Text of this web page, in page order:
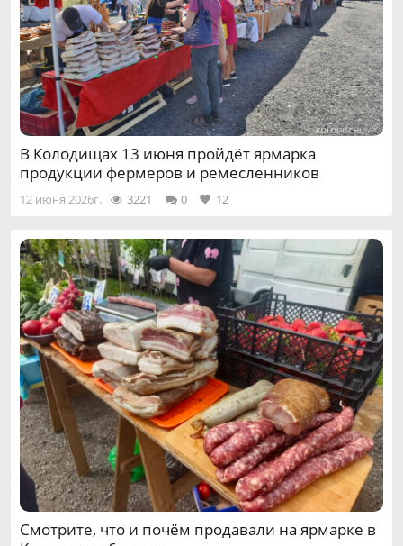
В Колодищах 13 июня пройдёт ярмарка
продукции фермеров и ремесленников
12 июня 2026г. 3221 0 12
Смотрите, что и почём продавали на ярмарке в